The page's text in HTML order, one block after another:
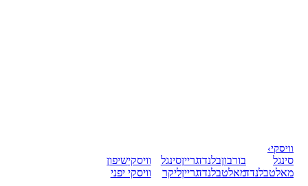
וויסקי›
סינגל
מאלטבלנדד
בורבוןבלנדד
מאלטבלנדד
גרייןסינגל
גרייןליקר
וויסקישיפון
וויסקי יפני